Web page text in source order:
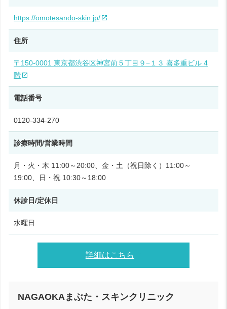
https://omotesando-skin.jp/
住所
〒150-0001 東京都渋谷区神宮前５丁目９−１３ 喜多重ビル 4
階
電話番号
0120-334-270
診療時間/営業時間
月・火・木 11:00～20:00、金・土（祝日除く）11:00～
19:00、日・祝 10:30～18:00
休診日/定休日
水曜日
詳細はこちら
NAGAOKAまぶた・スキンクリニック